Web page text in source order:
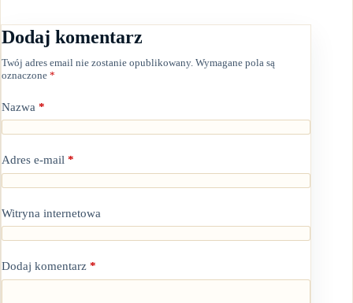
Dodaj komentarz
Twój adres email nie zostanie opublikowany. Wymagane pola są
oznaczone *
Nazwa *
Adres e-mail *
Witryna internetowa
Dodaj komentarz *